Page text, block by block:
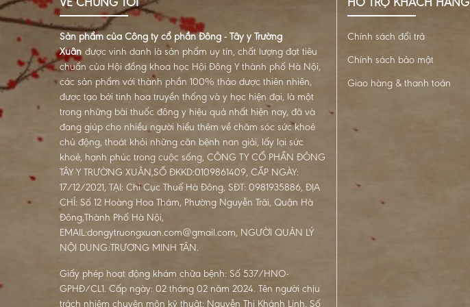
Sản phẩm của Công ty cổ phần Đông - Tây y Trường
Xuân được vinh danh là sản phẩm uy tín, chất lượng đạt tiêu
chuẩn của Hội đồng khoa học Hội Đông Y thành phố Hà Nội,
các sản phẩm với thành phần 100% thảo dược thiên nhiên,
được tạo bởi tinh hoa truyền thống và y học hiện đại, là một
trong những bài thuốc đông y hiệu quả nhất hiện nay, đã và
đang giúp cho nhiều người hiểu thêm về chăm sóc sức khoẻ
chủ động, thoát khỏi những căn bệnh nan giải, lấy lại sức
khoẻ, hạnh phúc trong cuộc sống, CÔNG TY CỔ PHẦN ĐÔNG
TÂY Y TRƯỜNG XUÂN,SỐ ĐKKD:0109861409, CẤP NGÀY:
17/12/2021, TẠI: Chi Cục Thuế Hà Đông, SĐT: 0981935886, ĐỊA
CHỈ: Số 12 Hoàng Hoa Thám, Phường Nguyễn Trãi, Quận Hà
Đông,Thành Phố Hà Nội,
EMAIL:dongytruongxuan.com@gmail.com, NGƯỜI QUẢN LÝ
NỘI DUNG:TRƯƠNG MINH TÂN.
Giấy phép hoạt động khám chữa bệnh: Số 537/HNO-
GPHĐ/CL1. Cấp ngày: 02 tháng 02 năm 2024. Tên người chịu
trách nhiệm chuyên môn kỹ thuật: Nguyễn Thị Khánh Linh. Số
Chính sách đổi trả
Chính sách bảo mật
Giao hàng & thanh toán